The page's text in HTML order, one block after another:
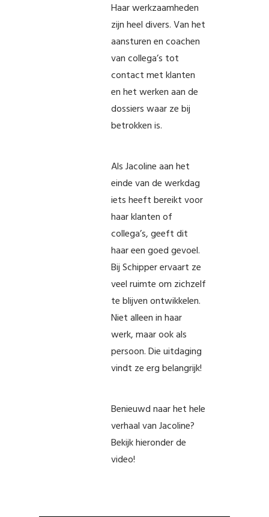
Haar werkzaamheden
zijn heel divers. Van het
aansturen en coachen
van collega’s tot
contact met klanten
en het werken aan de
dossiers waar ze bij
betrokken is.
Als Jacoline aan het
einde van de werkdag
iets heeft bereikt voor
haar klanten of
collega’s, geeft dit
haar een goed gevoel.
Bij Schipper ervaart ze
veel ruimte om zichzelf
te blijven ontwikkelen.
Niet alleen in haar
werk, maar ook als
persoon. Die uitdaging
vindt ze erg belangrijk!
Benieuwd naar het hele
verhaal van Jacoline?
Bekijk hieronder de
video!